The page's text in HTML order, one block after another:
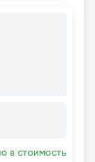
В СТОИМОСТЬ